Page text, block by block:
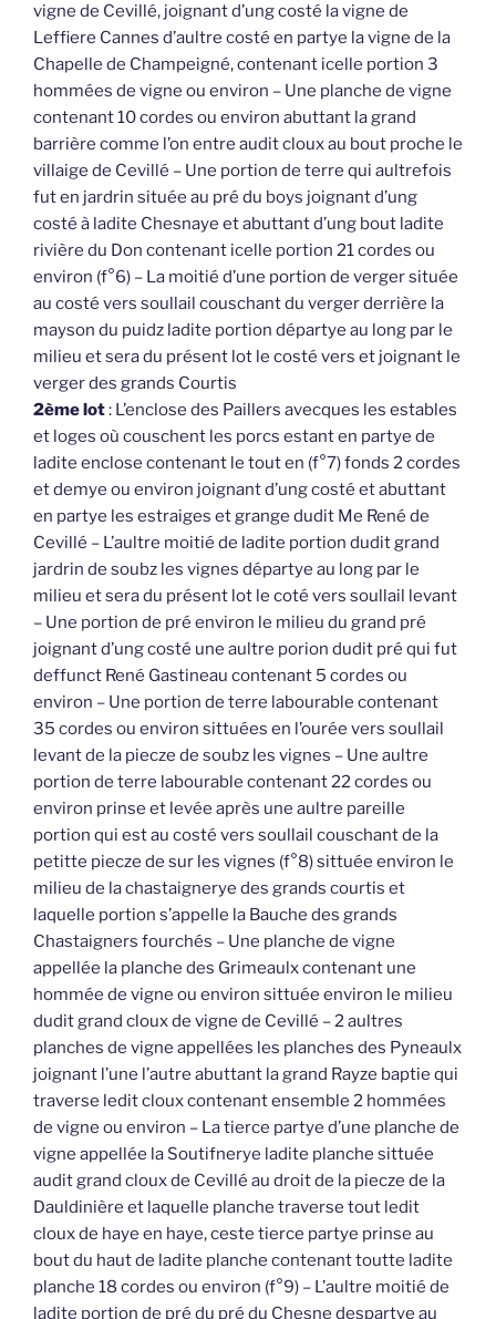
vigne de Cevillé, joignant d’ung costé la vigne de
Leffiere Cannes d’aultre costé en partye la vigne de la
Chapelle de Champeigné, contenant icelle portion 3
hommées de vigne ou environ – Une planche de vigne
contenant 10 cordes ou environ abuttant la grand
barrière comme l’on entre audit cloux au bout proche le
villaige de Cevillé – Une portion de terre qui aultrefois
fut en jardrin située au pré du boys joignant d’ung
costé à ladite Chesnaye et abuttant d’ung bout ladite
rivière du Don contenant icelle portion 21 cordes ou
environ (f°6) – La moitié d’une portion de verger située
au costé vers soullail couschant du verger derrière la
mayson du puidz ladite portion départye au long par le
milieu et sera du présent lot le costé vers et joignant le
verger des grands Courtis
2ème lot: L’enclose des Paillers avecques les estables
et loges où couschent les porcs estant en partye de
ladite enclose contenant le tout en (f°7) fonds 2 cordes
et demye ou environ joignant d’ung costé et abuttant
en partye les estraiges et grange dudit Me René de
Cevillé – L’aultre moitié de ladite portion dudit grand
jardrin de soubz les vignes départye au long par le
milieu et sera du présent lot le coté vers soullail levant
– Une portion de pré environ le milieu du grand pré
joignant d’ung costé une aultre porion dudit pré qui fut
deffunct René Gastineau contenant 5 cordes ou
environ – Une portion de terre labourable contenant
35 cordes ou environ sittuées en l’ourée vers soullail
levant de la piecze de soubz les vignes – Une aultre
portion de terre labourable contenant 22 cordes ou
environ prinse et levée après une aultre pareille
portion qui est au costé vers soullail couschant de la
petitte piecze de sur les vignes (f°8) sittuée environ le
milieu de la chastaignerye des grands courtis et
laquelle portion s’appelle la Bauche des grands
Chastaigners fourchés – Une planche de vigne
appellée la planche des Grimeaulx contenant une
hommée de vigne ou environ sittuée environ le milieu
dudit grand cloux de vigne de Cevillé – 2 aultres
planches de vigne appellées les planches des Pyneaulx
joignant l’une l’autre abuttant la grand Rayze baptie qui
traverse ledit cloux contenant ensemble 2 hommées
de vigne ou environ – La tierce partye d’une planche de
vigne appellée la Soutifnerye ladite planche sittuée
audit grand cloux de Cevillé au droit de la piecze de la
Dauldinière et laquelle planche traverse tout ledit
cloux de haye en haye, ceste tierce partye prinse au
bout du haut de ladite planche contenant toutte ladite
planche 18 cordes ou environ (f°9) – L’aultre moitié de
ladite portion de pré du pré du Chesne despartye au